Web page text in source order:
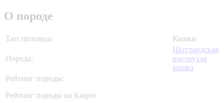
О породе
Тип питомца: Кошки
Порода:
Шотландская
вислоухая
кошка
Рейтинг породы:
Рейтинг породы на Kinpet